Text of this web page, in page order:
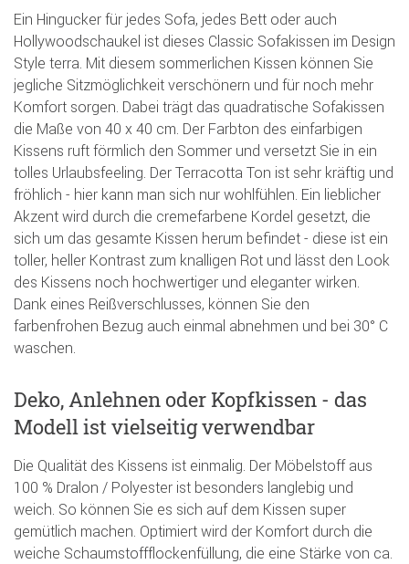
Ein Hingucker für jedes Sofa, jedes Bett oder auch
Hollywoodschaukel ist dieses Classic Sofakissen im Design
Style terra. Mit diesem sommerlichen Kissen können Sie
jegliche Sitzmöglichkeit verschönern und für noch mehr
Komfort sorgen. Dabei trägt das quadratische Sofakissen
die Maße von 40 x 40 cm. Der Farbton des einfarbigen
Kissens ruft förmlich den Sommer und versetzt Sie in ein
tolles Urlaubsfeeling. Der Terracotta Ton ist sehr kräftig und
fröhlich - hier kann man sich nur wohlfühlen. Ein lieblicher
Akzent wird durch die cremefarbene Kordel gesetzt, die
sich um das gesamte Kissen herum befindet - diese ist ein
toller, heller Kontrast zum knalligen Rot und lässt den Look
des Kissens noch hochwertiger und eleganter wirken.
Dank eines Reißverschlusses, können Sie den
farbenfrohen Bezug auch einmal abnehmen und bei 30° C
waschen.
Deko, Anlehnen oder Kopfkissen - das
Modell ist vielseitig verwendbar
Die Qualität des Kissens ist einmalig. Der Möbelstoff aus
100 % Dralon / Polyester ist besonders langlebig und
weich. So können Sie es sich auf dem Kissen super
gemütlich machen. Optimiert wird der Komfort durch die
weiche Schaumstoffflockenfüllung, die eine Stärke von ca.